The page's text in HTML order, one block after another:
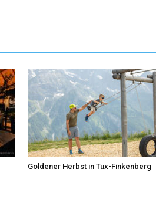
Goldener Herbst in Tux-Finkenberg